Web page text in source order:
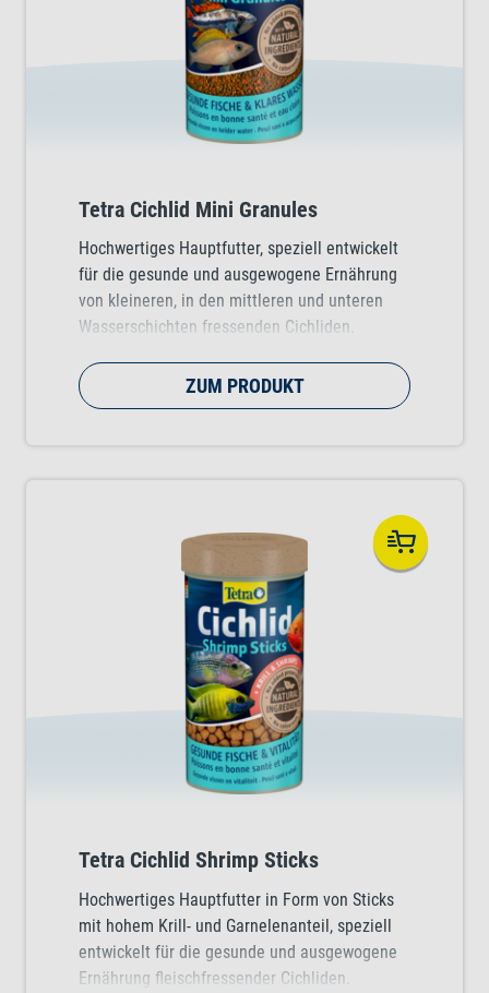
Tetra Cichlid Mini Granules
Hochwertiges Hauptfutter, speziell entwickelt
für die gesunde und ausgewogene Ernährung
von kleineren, in den mittleren und unteren
Wasserschichten fressenden Cichliden.
ZUM PRODUKT
Tetra Cichlid Shrimp Sticks
Hochwertiges Hauptfutter in Form von Sticks
mit hohem Krill- und Garnelenanteil, speziell
entwickelt für die gesunde und ausgewogene
Ernährung fleischfressender Cichliden.